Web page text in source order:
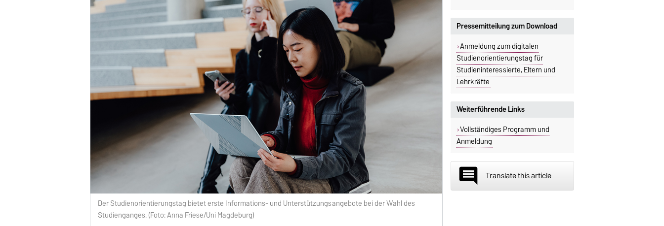
Der Studienorientierungstag bietet erste Informations- und Unterstützungsangebote bei der Wahl des
Studienganges. (Foto: Anna Friese/Uni Magdeburg)
Pressemitteilung zum Download
Anmeldung zum digitalen
Studienorientierungstag für
Studieninteressierte, Eltern und
Lehrkräfte
Weiterführende Links
Vollständiges Programm und
Anmeldung
insert_comment Translate this article